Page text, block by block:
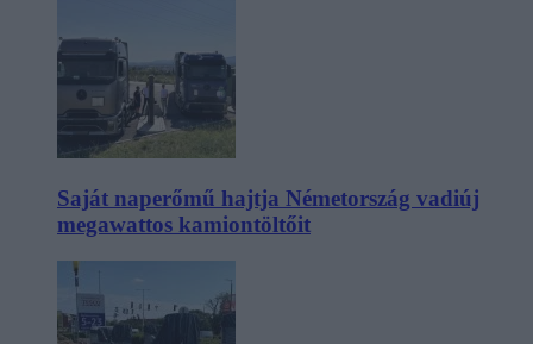
Saját naperőmű hajtja Németország vadiúj
megawattos kamiontöltőit